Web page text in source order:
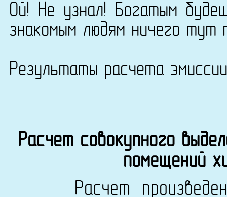
Ой! Не узнал! Богатым
знакомым людям ничего тут
Результаты расчета
Расчет совокупного
помещений
Расчет произведен